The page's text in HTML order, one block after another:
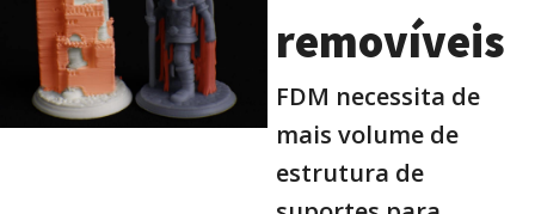
removíveis
FDM necessita de
mais volume de
estrutura de